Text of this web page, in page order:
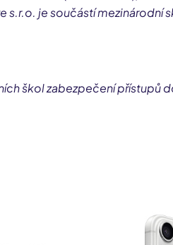
je součástí mezinárodní
škol zabezpečení přístupů